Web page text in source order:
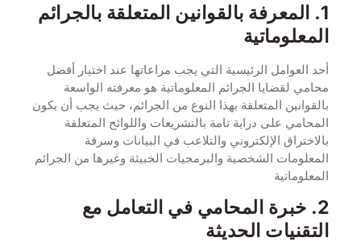
1. المعرفة بالقوانين المتعلقة بالجرائم
المعلوماتية
أحد العوامل الرئيسية التي يجب مراعاتها عند اختيار أفضل
محامي لقضايا الجرائم المعلوماتية هو معرفته الواسعة
بالقوانين المتعلقة بهذا النوع من الجرائم، حيث يجب أن يكون
المحامي على دراية تامة بالتشريعات واللوائح المتعلقة
بالاختراق الإلكتروني والتلاعب في البيانات وسرقة
المعلومات الشخصية والبرمجيات الخبيثة وغيرها من الجرائم
المعلوماتية
2. خبرة المحامي في التعامل مع
التقنيات الحديثة